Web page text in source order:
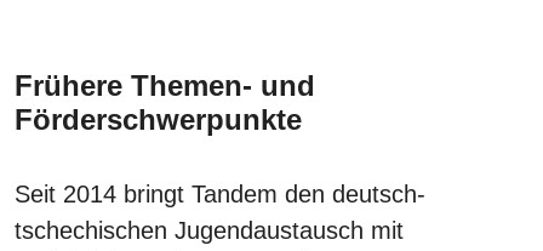
Frühere Themen- und
Förderschwerpunkte
Seit 2014 bringt Tandem den deutsch-
tschechischen Jugendaustausch mit